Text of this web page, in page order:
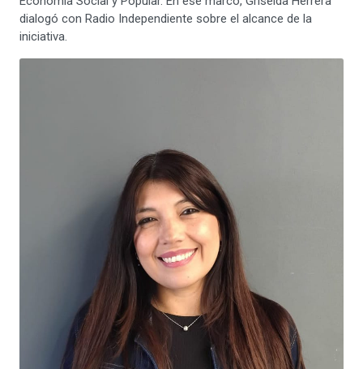
dialogó con Radio Independiente sobre el alcance de la
iniciativa.